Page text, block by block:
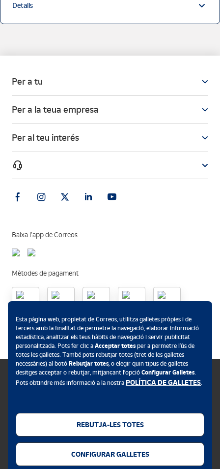
Detalls
Per a tu
Per a la teua empresa
Per al teu interés
Baixa l’app de Correos
Mètodes de pagament
Esta pàgina web, propietat de Correos, utilitza galletes pròpies i de
tercers amb la finalitat de permetre la navegació, elaborar informació
estadística, analitzar els teus hàbits de navegació i servir publicitat
personalitzada. Pots fer clic a Acceptar totesper a permetre l’ús de
totes les galletes. També pots rebutjar totes (tret de les galletes
necessàries) al botó Rebutjar totes, o elegir quin tipus de galletes
desitges acceptar o rebutjar, mitjançant l’opció Configurar Galletes.
Pots obtindre més informació a la nostra POLÍTICA DE GALLETES.
REBUTJA-LES TOTES
CONFIGURAR GALLETES